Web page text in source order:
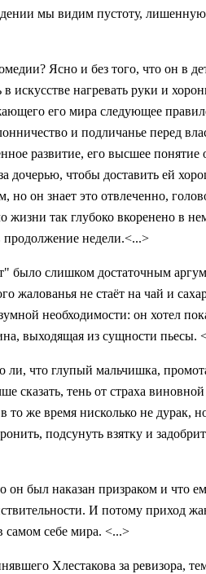
мы видим пустоту, лишенную
Ясно и без того, что он в
искусстве нагревать руки и
его мира следующее
и подличанье перед
развитие, его высшее
дочерью, чтобы доставить ей
он знает это отвлеченно,
так глубоко вкоренено в
недели.<...>
слишком достаточным
жалованья не стаёт на чай и
необходимости: он хотел
выходящая из сущности пьесы.
ли, что глупый мальчишка,
сказать, тень от страха
то же время нисколько не
подсунуть взятку и
был наказан призраком и что
И потому приход
самом себе мира. <...>
Хлестакова за ревизора,